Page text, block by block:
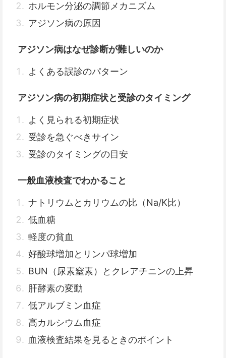
ホルモン分泌の調節メカニズム
アジソン病の原因
アジソン病はなぜ診断が難しいのか
よくある誤診のパターン
アジソン病の初期症状と受診のタイミング
よく見られる初期症状
受診を急ぐべきサイン
受診のタイミングの目安
一般血液検査でわかること
ナトリウムとカリウムの比（Na/K比）
低血糖
軽度の貧血
好酸球増加とリンパ球増加
BUN（尿素窒素）とクレアチニンの上昇
肝酵素の変動
低アルブミン血症
高カルシウム血症
血液検査結果を見るときのポイント